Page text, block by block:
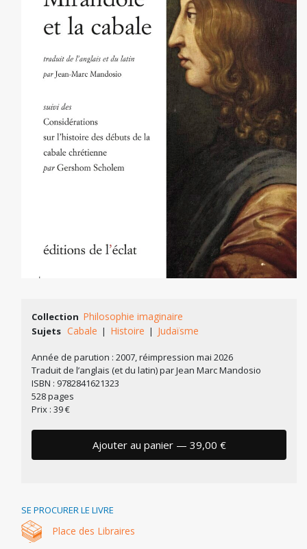
Collection Philosophie imaginaire
Sujets Cabale | Histoire | Judaïsme
Année de parution : 2007, réimpression mai 2026
Traduit de l’anglais (et du latin) par Jean Marc Mandosio
ISBN : 9782841621323
528 pages
Prix : 39 €
Ajouter au panier — 39,00 €
SE PROCURER LE LIVRE
Place des Libraires